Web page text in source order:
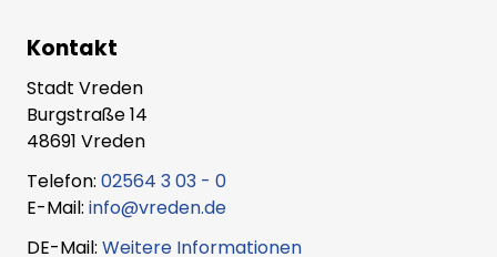
Kontakt
Stadt Vreden
Burgstraße 14
48691 Vreden
Telefon: 02564 3 03 - 0
E-Mail: info@vreden.de
DE-Mail: Weitere Informationen